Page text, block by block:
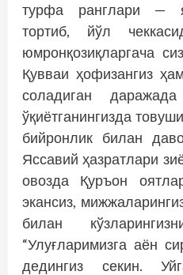
турфа ранглари —
тортиб, йўл
юмронқозиқларгача
Қувваи ҳофизангиз
соладиган
ўқиётганингизда
бийронлик билан
Яссавий ҳазратлари
овозда Қуръон
экансиз,
билан
“Улуғларимизга аён
дедингиз секин.